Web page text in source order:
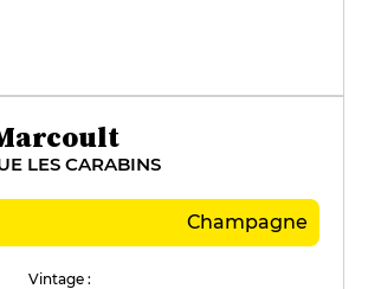
LES CARABINS
Champagne
Vintage :